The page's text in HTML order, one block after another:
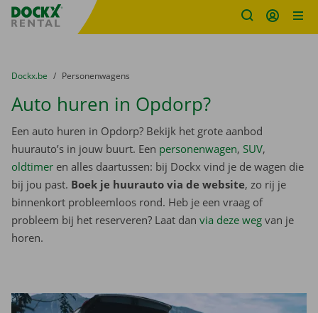
Fratello DEMO
U bevindt zich hier:
van
Dockx.be naar
Personenwagens
Auto huren in Opdorp?
Een auto huren in Opdorp? Bekijk het grote aanbod
huurauto’s in jouw buurt. Een personenwagen, SUV,
oldtimer en alles daartussen: bij Dockx vind je de wagen die
bij jou past. Boek je huurauto via de website, zo rij je
binnenkort probleemloos rond. Heb je een vraag of
probleem bij het reserveren? Laat dan via deze weg van je
horen.